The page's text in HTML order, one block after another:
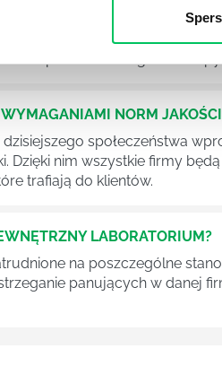
prawo w ustawodawstwie
prawa wodnego? Na te
NORM
społeczeństwa
Dzięki nim wszystkie firmy
trafiają do klientów.
LABORATORIUM?
na poszczególne
panujących w danej